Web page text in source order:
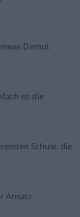
Demut
ist die
Schule, die
Ansatz